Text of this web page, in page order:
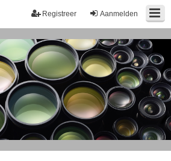
Aanmelden
Registreer